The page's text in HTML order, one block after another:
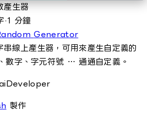
生器
·1 分鐘
Generator
線上產生器，可用來產生自定義的
數字、字元符號 … 通通自定義。
製作